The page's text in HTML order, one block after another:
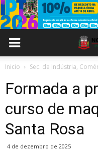
Inicio Sec. de Indústria,
Formada a
curso de
Santa Rosa
4 de dezembro de 2025